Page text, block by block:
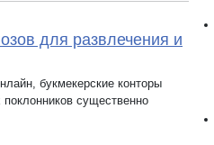
для развлечения и
букмекерские конторы
существенно